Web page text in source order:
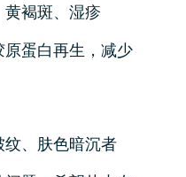
黄褐斑、湿疹
原蛋白再生，减少
纹、肤色暗沉者